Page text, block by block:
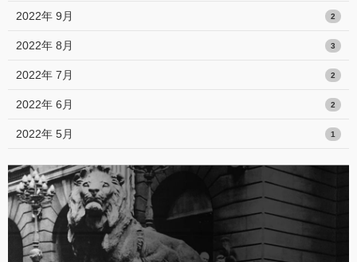
2022年 9月 2
2022年 8月 3
2022年 7月 2
2022年 6月 2
2022年 5月 1